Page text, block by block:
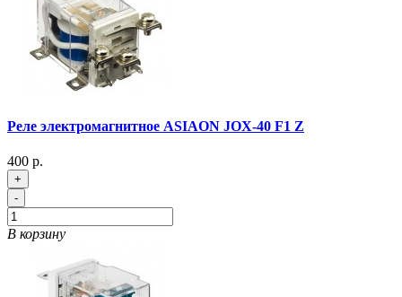
Реле электромагнитное ASIAON JOX-40 F1 Z
400 р.
+
-
В корзину